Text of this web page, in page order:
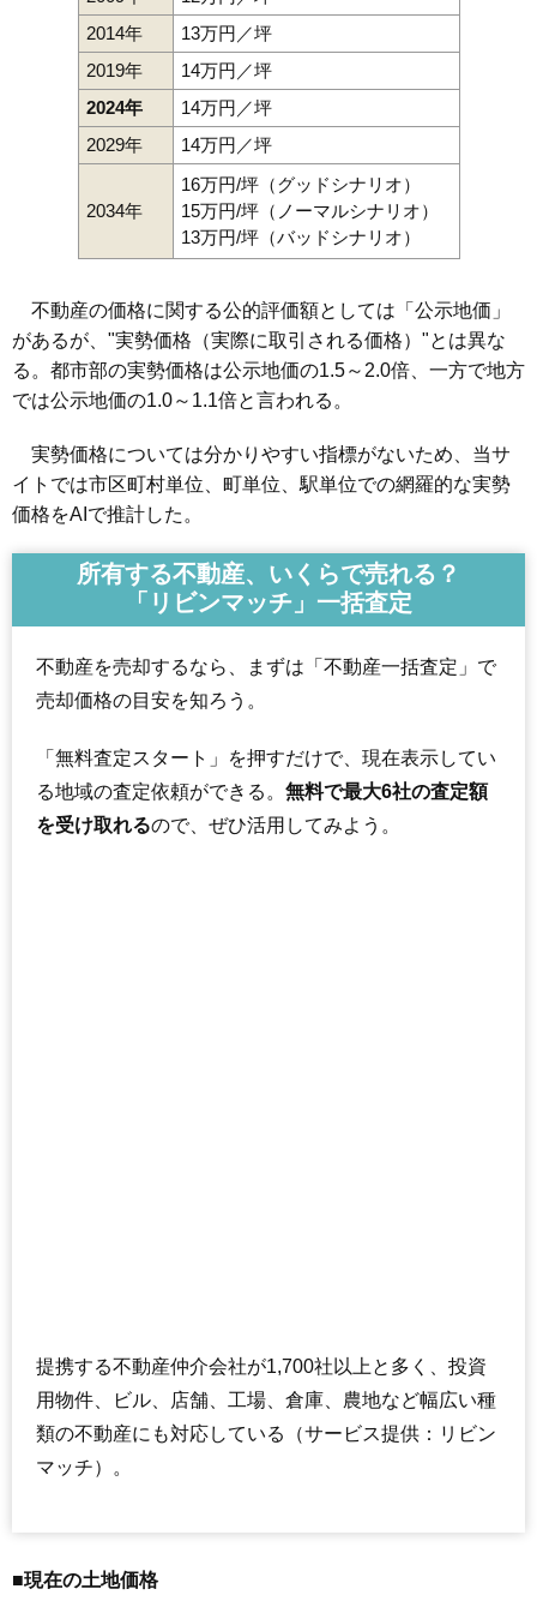
2014年
13万円／坪
2019年
14万円／坪
2024年
14万円／坪
2029年
14万円／坪
2034年
16万円/坪（グッドシナリオ）
15万円/坪（ノーマルシナリオ）
13万円/坪（バッドシナリオ）
不動産の価格に関する公的評価額としては「公示地価」
があるが、"実勢価格（実際に取引される価格）"とは異な
る。都市部の実勢価格は公示地価の1.5～2.0倍、一方で地方
では公示地価の1.0～1.1倍と言われる。
実勢価格については分かりやすい指標がないため、当サ
イトでは市区町村単位、町単位、駅単位での網羅的な実勢
価格をAIで推計した。
所有する不動産、いくらで売れる？
「リビンマッチ」一括査定
不動産を売却するなら、まずは「不動産一括査定」で
売却価格の目安を知ろう。
「無料査定スタート」を押すだけで、現在表示してい
る地域の査定依頼ができる。 無料で最大6社の査定額
を受け取れるので、ぜひ活用してみよう。
提携する不動産仲介会社が1,700社以上と多く、投資
用物件、ビル、店舗、工場、倉庫、農地など幅広い種
類の不動産にも対応している（サービス提供：リビン
マッチ）。
■現在の土地価格